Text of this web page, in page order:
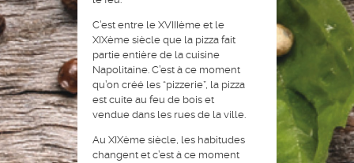
C’est entre le XVIIIème et le
XIXème siècle que la pizza fait
partie entière de la cuisine
Napolitaine. C’est à ce moment
qu’on créé les “pizzerie”, la pizza
est cuite au feu de bois et
vendue dans les rues de la ville.
Au XIXème siècle, les habitudes
changent et c’est à ce moment